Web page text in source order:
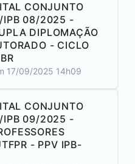
CONJUNTO
IPB 08/2025 -
DIPLOMAÇÃO
- CICLO
17/09/2025 14h09
CONJUNTO
IPB 09/2025 -
- PPV IPB-